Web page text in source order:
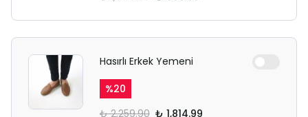
Hasırlı Erkek Yemeni
%20
₺ 2,259.90 ₺ 1,814.99